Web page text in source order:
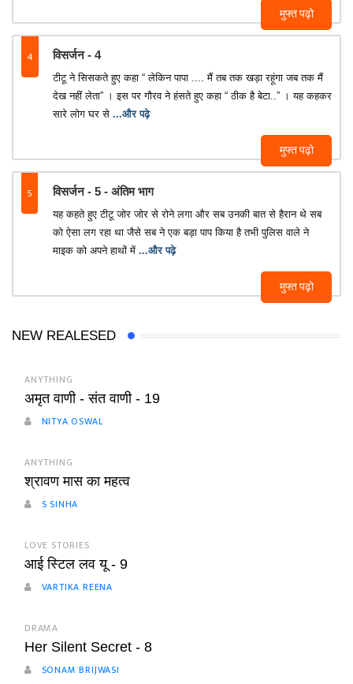
मुफ्त पढ़ो
4 विसर्जन - 4
मुफ्त पढ़ो
टीटू ने सिसकते हुए कहा “ लेकिन पापा .... मैं तब तक खड़ा रहूंगा जब तक मैं
देख नहीं लेता” । इस पर गौरव ने हंसते हुए कहा “ ठीक है बेटा..” । यह कहकर
सारे लोग घर से ...और पढ़े
5 विसर्जन - 5 - अंतिम भाग
मुफ्त पढ़ो
यह कहते हुए टीटू जोर जोर से रोने लगा और सब उनकी बात से हैरान थे सब
को ऐसा लग रहा था जैसे सब ने एक बड़ा पाप किया है तभी पुलिस वाले ने
माइक को अपने हाथों में ...और पढ़े
NEW REALESED
ANYTHING
अमृत वाणी - संत वाणी - 19
NITYA OSWAL
ANYTHING
श्रावण मास का महत्व
S SINHA
LOVE STORIES
आई स्टिल लव यू - 9
VARTIKA REENA
DRAMA
Her Silent Secret - 8
SONAM BRIJWASI